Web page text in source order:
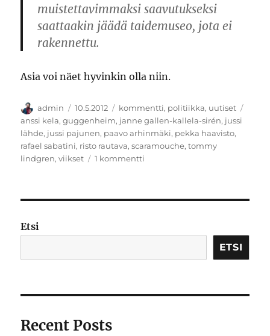
muistettavimmaksi saavutukseksi
saattaakin jäädä taidemuseo, jota ei
rakennettu.
Asia voi näet hyvinkin olla niin.
Kirjoittaja
admin Julkaistu
10.5.2012 Kategoriat
kommentti, politiikka, uutiset
anssi kela,guggenheim, janne gallen-kallela-sirén, jussi
lähde, jussi pajunen, paavo arhinmäki, pekka haavisto,
rafael sabatini, risto rautava,scaramouche,tommy
lindgren,viikset 1 kommentti
Etsi
ETSI
Recent Posts